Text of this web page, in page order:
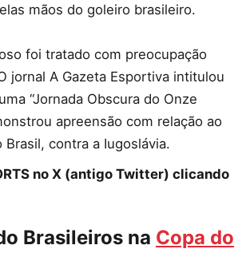
mãos do goleiro brasileiro.
foi tratado com preocupação
jornal A Gazeta Esportiva intitulou
“Jornada Obscura do Onze
apreensão com relação ao
contra a Iugoslávia.
no X (antigo Twitter) clicando
Brasileiros na Copa do